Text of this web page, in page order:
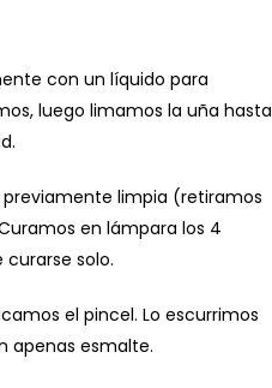
con un líquido para
luego limamos la uña hasta
previamente limpia (retiramos
en lámpara los 4
curarse solo.
el pincel. Lo escurrimos
apenas esmalte.